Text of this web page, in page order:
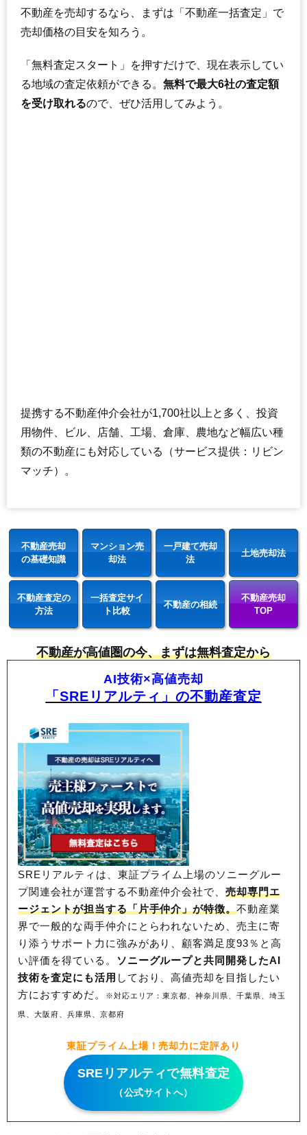
不動産を売却するなら、まずは「不動産一括査定」で
売却価格の目安を知ろう。
「無料査定スタート」を押すだけで、現在表示してい
る地域の査定依頼ができる。 無料で最大6社の査定額
を受け取れるので、ぜひ活用してみよう。
提携する不動産仲介会社が1,700社以上と多く、投資
用物件、ビル、店舗、工場、倉庫、農地など幅広い種
類の不動産にも対応している（サービス提供：リビン
マッチ）。
不動産売却
の基礎知識
マンション売
却法
一戸建て売却
法
土地売却法
不動産査定の
方法
一括査定サイ
ト比較
不動産の相続
不動産売却
TOP
不動産が高値圏の今、まずは無料査定から
AI技術×高値売却
「SREリアルティ」の不動産査定
SREリアルティは、東証プライム上場のソニーグルー
プ関連会社が運営する不動産仲介会社で、売却専門エ
ージェントが担当する「片手仲介」が特徴。不動産業
界で一般的な両手仲介にとらわれないため、売主に寄
り添うサポート力に強みがあり、顧客満足度93％と高
い評価を得ている。 ソニーグループと共同開発したAI
技術を査定にも活用 しており、高値売却を目指したい
方におすすめだ。
※対応エリア：東京都、神奈川県、千葉県、埼玉
県、大阪府、兵庫県、京都府
東証プライム上場！売却力に定評あり
SREリアルティで無料査定
（公式サイトへ）